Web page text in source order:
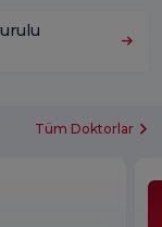
Tüm Doktorlar